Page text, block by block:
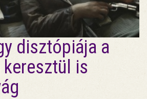
disztópiája a
keresztül is